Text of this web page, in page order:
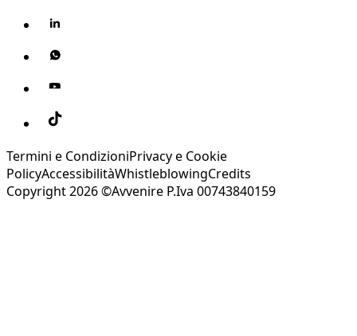
Termini e CondizioniPrivacy e Cookie
PolicyAccessibilitàWhistleblowingCredits
Copyright 2026 ©Avvenire P.Iva 00743840159